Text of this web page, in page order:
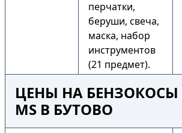
перчатки,
беруши, свеча,
маска, набор
инструментов
(21 предмет).
ЦЕНЫ НА БЕНЗОКОСЫ
MS В БУТОВО